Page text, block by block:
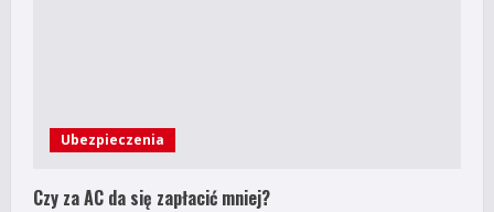
Ubezpieczenia
Czy za AC da się zapłacić mniej?